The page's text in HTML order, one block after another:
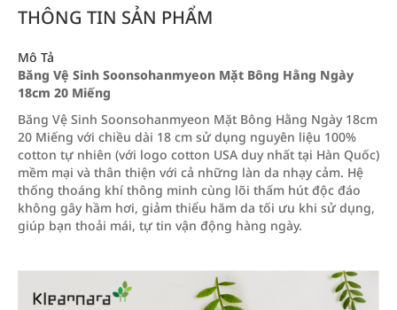
THÔNG TIN SẢN PHẨM
Mô Tả
Băng Vệ Sinh Soonsohanmyeon Mặt Bông Hằng Ngày
18cm 20 Miếng
Băng Vệ Sinh Soonsohanmyeon Mặt Bông Hằng Ngày 18cm
20 Miếng với chiều dài 18 cm sử dụng nguyên liệu 100%
cotton tự nhiên (với logo cotton USA duy nhất tại Hàn Quốc)
mềm mại và thân thiện với cả những làn da nhạy cảm. Hệ
thống thoáng khí thông minh cùng lõi thấm hút độc đáo
không gây hầm hơi, giảm thiểu hăm da tối ưu khi sử dụng,
giúp bạn thoải mái, tự tin vận động hàng ngày.